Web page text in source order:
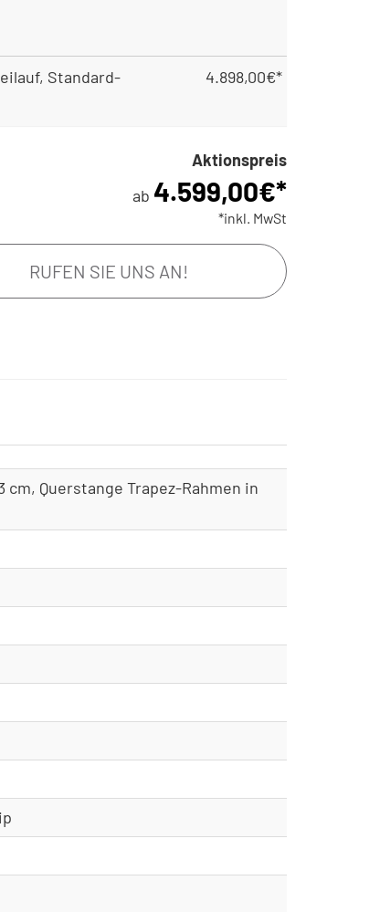
Standard-
4.898,00€*
Standard-
4.947,00€*
Aktionspreis
ab 4.599,00€*
*inkl. MwSt
RUFEN SIE UNS AN!
Querstange Trapez-Rahmen in